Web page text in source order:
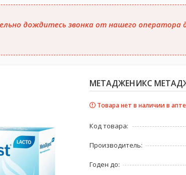
дождитесь звонка от нашего оператора
МЕТАДЖЕНИКС
Товара нет в наличии в
Код товара:
Производитель:
Годен до: